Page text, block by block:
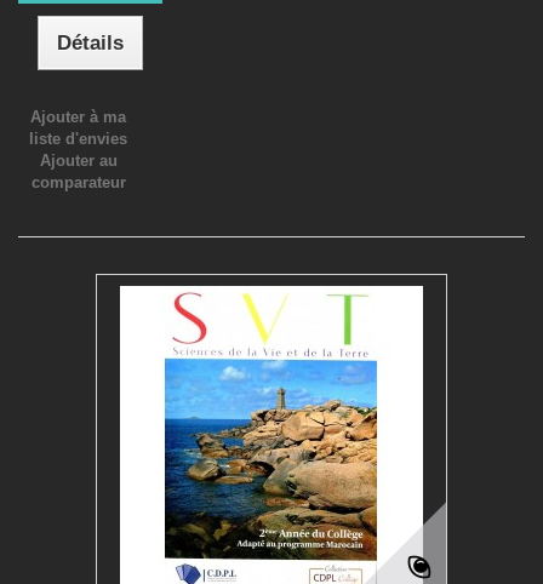
Détails
Ajouter à ma
liste d'envies
Ajouter au
comparateur